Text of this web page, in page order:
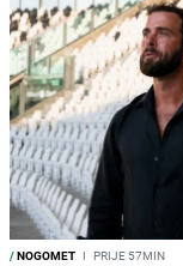
/NOGOMET I PRIJE 57MIN